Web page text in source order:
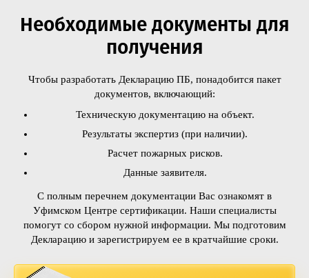
Необходимые документы для
получения
Чтобы разработать Декларацию ПБ, понадобится пакет
документов, включающий:
Техническую документацию на объект.
Результаты экспертиз (при наличии).
Расчет пожарных рисков.
Данные заявителя.
С полным перечнем документации Вас ознакомят в
Уфимском Центре сертификации. Наши специалисты
помогут со сбором нужной информации. Мы подготовим
Декларацию и зарегистрируем ее в кратчайшие сроки.